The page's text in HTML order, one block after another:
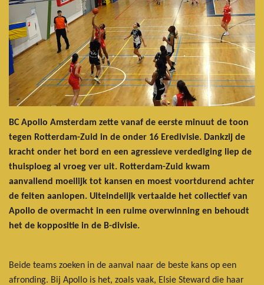
BC Apollo Amsterdam zette vanaf de eerste minuut de toon
tegen Rotterdam-Zuid in de onder 16 Eredivisie. Dankzij de
kracht onder het bord en een agressieve verdediging liep de
thuisploeg al vroeg ver uit. Rotterdam-Zuid kwam
aanvallend moeilijk tot kansen en moest voortdurend achter
de feiten aanlopen. Uiteindelijk vertaalde het collectief van
Apollo de overmacht in een ruime overwinning en behoudt
het de koppositie in de B-divisie.
Beide teams zoeken in de aanval naar de beste kans op een
afronding. Bij Apollo is het, zoals vaak, Elsie Steward die haar